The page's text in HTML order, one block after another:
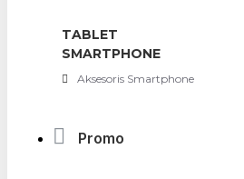
TABLET
SMARTPHONE
Aksesoris Smartphone
Promo